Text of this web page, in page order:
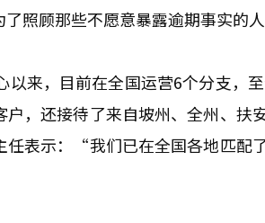
照顾那些不愿意暴露逾期事实的人
以来，目前在全国运营6个分支，
，还接待了来自坡州、全州、扶
任表示：“我们已在全国各地匹配